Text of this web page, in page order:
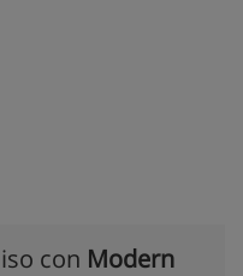
con Modern